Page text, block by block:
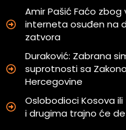
Amir Pašić Faćo
interneta osuđen na
zatvora
Duraković: Zabrana
suprotnosti sa
Hercegovine
Oslobodioci Kosova
i drugima trajno će